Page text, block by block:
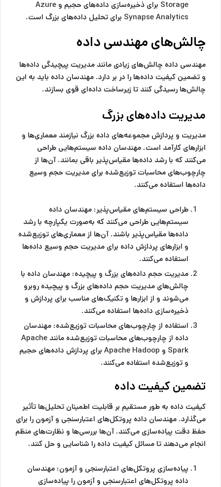
Storage برای ذخیره‌سازی داده‌های حجیم و Azure
Synapse Analytics برای تحلیل داده‌های بزرگ است.
چالش‌های مهندسی داده
مهندسی داده چالش‌های زیادی مانند مدیریت پیچیدگی داده‌ها
و تضمین کیفیت داده‌ها را در بر دارد. مهندسان داده باید به این
چالش‌ها رسیدگی کنند تا زیرساخت داده‌ای قوی بسازند.
مدیریت داده‌های بزرگ
مدیریت و پردازش مجموعه‌های داده بزرگ نیازمند معماری‌ها و
ابزارهای کارآمد است. مهندسان داده سیستم‌هایی طراحی
می‌کنند که با رشد داده‌ها مقیاس‌پذیر باقی بمانند. آن‌ها از
چارچوب‌های محاسبات توزیع‌شده برای مدیریت حجم وسیع
داده‌ها استفاده می‌کنند.
طراحی سیستم‌های مقیاس‌پذیر: مهندسان داده
سیستم‌هایی طراحی می‌کنند که به‌صورت یکپارچه با رشد
داده‌ها مقیاس‌پذیر باشند. آن‌ها از معماری‌های توزیع‌شده
و ابزارهای پردازش داده برای مدیریت حجم وسیع داده‌ها
استفاده می‌کنند.
مدیریت حجم داده‌های بزرگ و پیچیده: مهندسان داده با
چالش‌های مدیریت حجم داده‌های بزرگ و پیچیده روبرو
می‌شوند و از ابزارها و تکنیک‌های مناسب برای پردازش و
ذخیره‌سازی داده‌ها استفاده می‌کنند.
استفاده از چارچوب‌های محاسبات توزیع‌شده: مهندسان
داده از چارچوب‌های محاسبات توزیع‌شده مانند Apache
Spark و Apache Hadoop برای پردازش داده‌های حجیم
و توزیع‌شده استفاده می‌کنند.
تضمین کیفیت داده
کیفیت داده به طور مستقیم بر قابلیت اطمینان تحلیل‌ها تأثیر
می‌گذارد. مهندسان داده پروتکل‌های اعتبارسنجی و آزمون را برای
حفظ دقت پیاده‌سازی می‌کنند. آن‌ها بررسی‌ها و نظارت‌های منظم
انجام می‌دهند تا مسائل کیفیت داده را شناسایی و حل کنند.
پیاده‌سازی پروتکل‌های اعتبارسنجی و آزمون: مهندسان
داده پروتکل‌های اعتبارسنجی و آزمون را پیاده‌سازی